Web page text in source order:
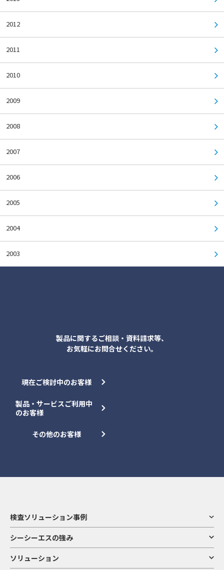
2012
2011
2010
2009
2008
2007
2006
2005
2004
2003
製品に関するご相談・資料請求等、
お気軽にお問合せください。
現在ご検討中のお客様
製品・サービスご利用中
のお客様
その他のお客様
検査ソリューション事例
シーシーエスの強み
ソリューション